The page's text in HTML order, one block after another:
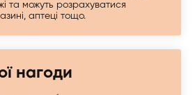
та можуть розрахуватися
аптеці тощо.
нагоди